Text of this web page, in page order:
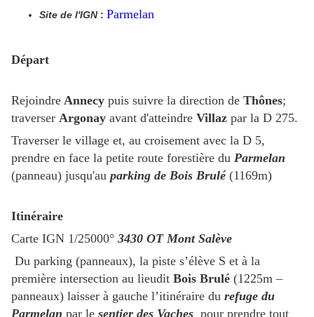
Site de l'IGN : Parmelan
Départ
Rejoindre Annecy puis suivre la direction de Thônes;
traverser Argonay avant d'atteindre Villaz par la D 275.
Traverser le village et, au croisement avec la D 5,
prendre en face la petite route forestière du Parmelan
(panneau) jusqu'au parking de Bois Brulé(1169m)
Itinéraire
Carte IGN 1/25000° 3430 OT Mont Salève
Du parking (panneaux), la piste s’élève S et à la
première intersection au lieudit Bois Brulé (1225m –
panneaux) laisser à gauche l’itinéraire du refuge du
Parmelan par le sentier des Vaches pour prendre tout